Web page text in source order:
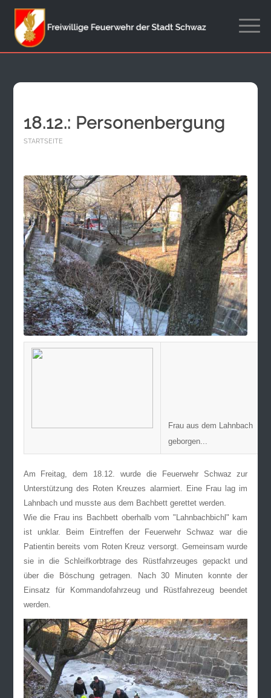
18.12.: Personenbergung
STARTSEITE
Frau aus dem Lahnbach
Am Freitag, dem 18.12. wurde die Feuerwehr Schwaz zur
Unterstützung des Roten Kreuzes alarmiert. Eine Frau lag im
Lahnbach und musste aus dem Bachbett gerettet werden.
Wie die Frau ins Bachbett oberhalb vom "Lahnbachbichl" kam
ist unklar. Beim Eintreffen der Feuerwehr Schwaz war die
Patientin bereits vom Roten Kreuz versorgt. Gemeinsam wurde
sie in die Schleifkorbtrage des Rüstfahrzeuges gepackt und
über die Böschung getragen. Nach 30 Minuten konnte der
Einsatz für Kommandofahrzeug und Rüstfahrezeug beendet
werden.